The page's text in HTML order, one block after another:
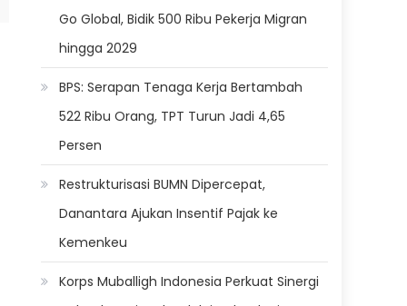
Go Global, Bidik 500 Ribu Pekerja Migran
hingga 2029
BPS: Serapan Tenaga Kerja Bertambah
522 Ribu Orang, TPT Turun Jadi 4,65
Persen
Restrukturisasi BUMN Dipercepat,
Danantara Ajukan Insentif Pajak ke
Kemenkeu
Korps Muballigh Indonesia Perkuat Sinergi